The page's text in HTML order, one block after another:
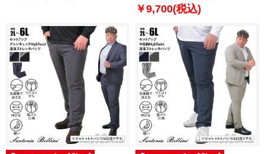
量 防シワ 高通気 ウォッシャブル
￥9,700(税込)